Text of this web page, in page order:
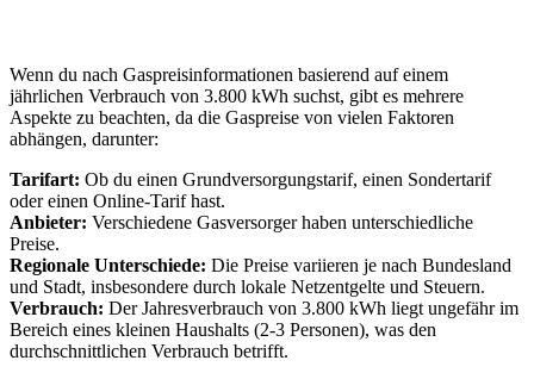
Wenn du nach Gaspreisinformationen basierend auf einem
jährlichen Verbrauch von 3.800 kWh suchst, gibt es mehrere
Aspekte zu beachten, da die Gaspreise von vielen Faktoren
abhängen, darunter:
Tarifart: Ob du einen Grundversorgungstarif, einen Sondertarif
oder einen Online-Tarif hast.
Anbieter: Verschiedene Gasversorger haben unterschiedliche
Preise.
Regionale Unterschiede: Die Preise variieren je nach Bundesland
und Stadt, insbesondere durch lokale Netzentgelte und Steuern.
Verbrauch: Der Jahresverbrauch von 3.800 kWh liegt ungefähr im
Bereich eines kleinen Haushalts (2-3 Personen), was den
durchschnittlichen Verbrauch betrifft.